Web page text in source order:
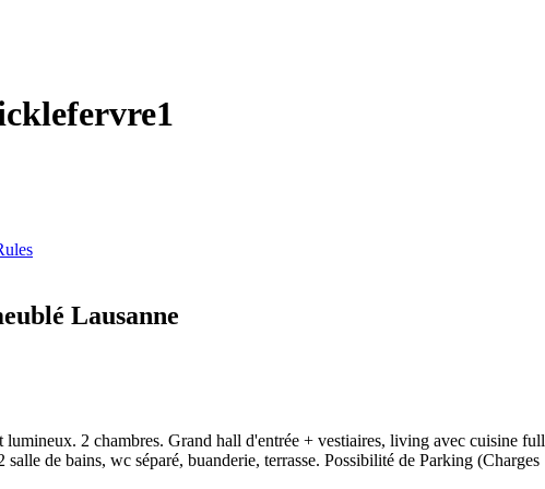
Lausanne
lumineux. 2 chambres. Grand hall d'entrée + vestiaires, living avec cuisine full
de bains, wc séparé, buanderie, terrasse. Possibilité de Parking (Charges